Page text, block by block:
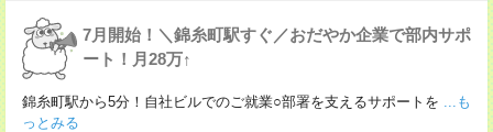
7月開始！＼錦糸町駅すぐ／おだやか企業で部内サポ
ート！月28万↑
錦糸町駅から5分！自社ビルでのご就業○部署を支えるサポートを ...も
っとみる